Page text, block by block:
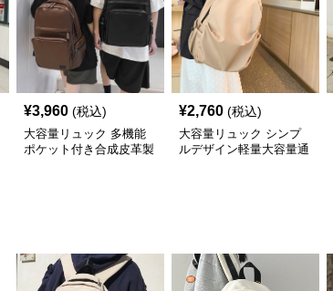
¥3,960 (税込)
大容量リュック 多機能
ポケット付き合成皮革製
¥2,760 (税込)
大容量リュック シンプ
ルデザイン軽量大容量通